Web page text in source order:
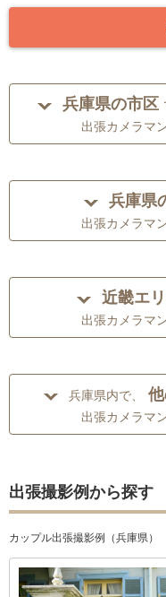
兵庫県の市区
出張カメラマ
兵庫県
出張カメラマ
近畿エ
出張カメラマ
兵庫県内で、
出張カメラマ
出張撮影例から探す
カップル出張撮影例（兵庫県）